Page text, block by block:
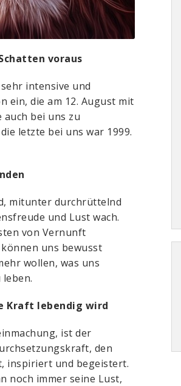
voraus
intensive und
ein, die am 12. August mit
auch bei uns zu
letzte bei uns war 1999.
mitunter durchrüttelnd
und Lust wach.
von Vernunft
uns bewusst
wollen, was uns
Kraft lebendig wird
ist der
den
inspiriert und begeistert.
noch immer seine Lust,